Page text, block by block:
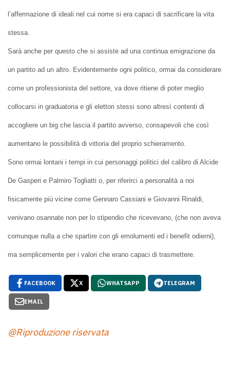
l’affermazione di ideali nel cui nome si era capaci di sacrificare la vita
stessa.
Sarà anche per questo che si assiste ad una continua emigrazione da
un partito ad un altro. Evidentemente ogni politico, ormai da considerare
come un professionista del settore, va dove ritiene di poter meglio
collocarsi in graduatoria e gli elettori stessi sono altresì contenti di
accogliere un big che lascia il partito avverso, consapevoli che così
aumentano le possibilità di vittoria del proprio schieramento.
Sono ormai lontani i tempi in cui personaggi politici del calibro di Alcide
De Gasperi e Palmiro Togliatti o, per riferirci a personalità a noi
fisicamente più vicine come Gennaro Cassiani e Giovanni Rinaldi,
venivano osannate non per lo stipendio che ricevevano, (che non aveva
comunque nulla a che spartire con gli emolumenti ed i benefit odierni),
ma semplicemente per i valori che erano capaci di trasmettere.
FACEBOOK X WHATSAPP TELEGRAM
EMAIL
@Riproduzione riservata